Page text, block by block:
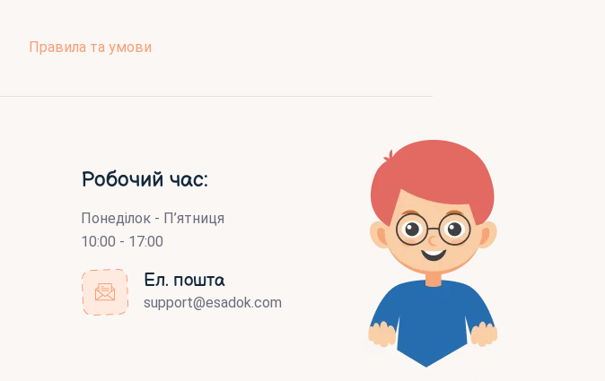
Правила та умови
Робочий час:
Понеділок - П’ятниця
10:00 - 17:00
Ел. пошта
support@esadok.com